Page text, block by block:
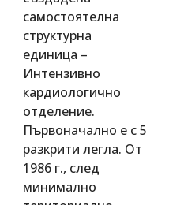
самостоятелна
структурна
единица –
Интензивно
кардиологично
отделение.
Първоначално е с 5
разкрити легла. От
1986 г., след
минимално